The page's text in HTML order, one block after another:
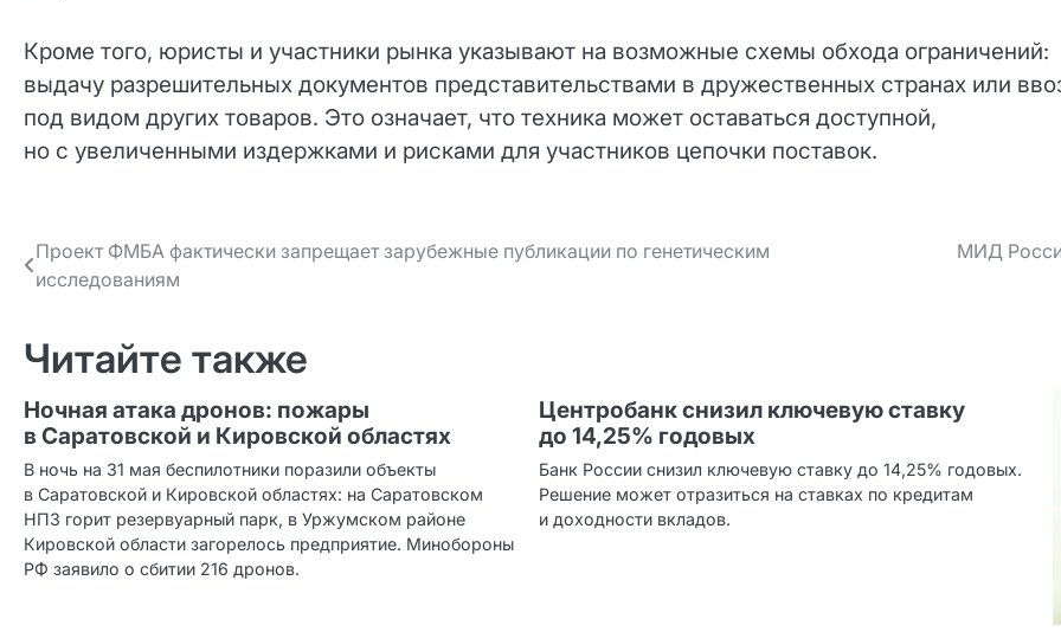
Кроме того, юристы и участники рынка указывают на возможные схемы обхода ограничений:
выдачу разрешительных документов представительствами в дружественных странах или
под видом других товаров. Это означает, что техника может оставаться доступной,
но с увеличенными издержками и рисками для участников цепочки поставок.
Навигация
по записям
Проект ФМБА фактически запрещает зарубежные публикации по генетическим
исследованиям
МИД
Читайте также
Ночная атака дронов: пожары
в Саратовской и Кировской областях
В ночь на 31 мая беспилотники поразили объекты
в Саратовской и Кировской областях: на Саратовском
НПЗ горит резервуарный парк, в Уржумском районе
Кировской области загорелось предприятие. Минобороны
РФ заявило о сбитии 216 дронов.
Центробанк снизил ключевую ставку
до 14,25% годовых
Банк России снизил ключевую ставку до 14,25% годовых.
Решение может отразиться на ставках по кредитам
и доходности вкладов.